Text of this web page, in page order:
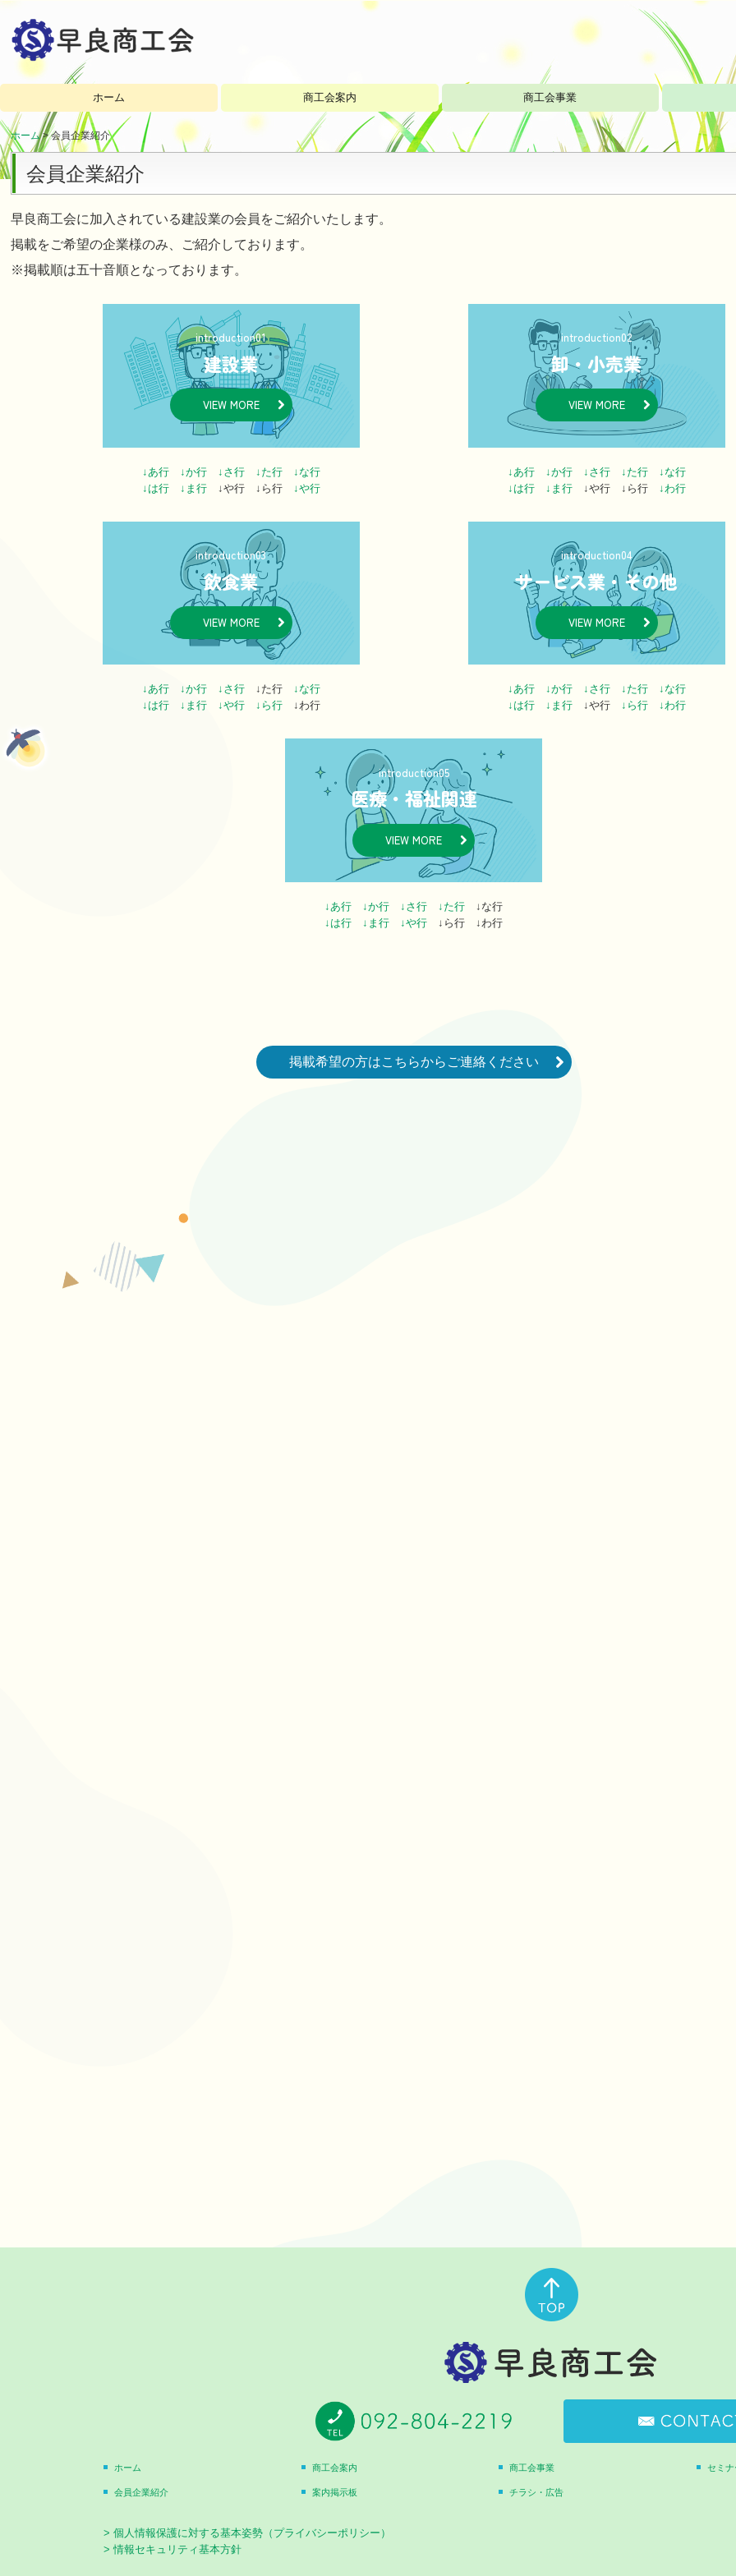
ホーム 商工会案内
内部組織紹介
経営発達支援計画
加入案内
商工会事業
ホーム 会員企業紹介
会員企業紹介
早良商工会に加入されている建設業の会員をご紹介いたします。
掲載をご希望の企業様のみ、ご紹介しております。
※掲載順は五十音順となっております。
introduction01
建設業
VIEW MORE
↓あ行 ↓か行 ↓さ行 ↓た行
↓な行
↓は行
↓ま行↓や行 ↓ら行 ↓や行
introduction02
卸・小売業
VIEW MORE
↓あ行 ↓か行 ↓さ行 ↓た行
↓な行
↓は行
↓ま行↓や行 ↓ら行 ↓わ行
introduction03
飲食業
VIEW MORE
↓あ行 ↓か行 ↓さ行↓た行 ↓な行
↓は行
↓ま行 ↓や行 ↓ら行↓わ行
introduction04
サービス業・その他
VIEW MORE
↓あ行 ↓か行 ↓さ行 ↓た行
↓な行
↓は行
↓ま行↓や行 ↓ら行 ↓わ行
introduction05
医療・福祉関連
VIEW MORE
↓あ行 ↓か行 ↓さ行 ↓た行 ↓な行
↓は行
↓ま行 ↓や行 ↓ら行 ↓わ行
掲載希望の方はこちらからご連絡ください
ホーム 商工会案内 商工会事業 セミ
会員企業紹介 案内掲示板 チラシ・広告
> 個人情報保護に対する基本姿勢（プライバシーポリシー）
> 情報セキュリティ基本方針